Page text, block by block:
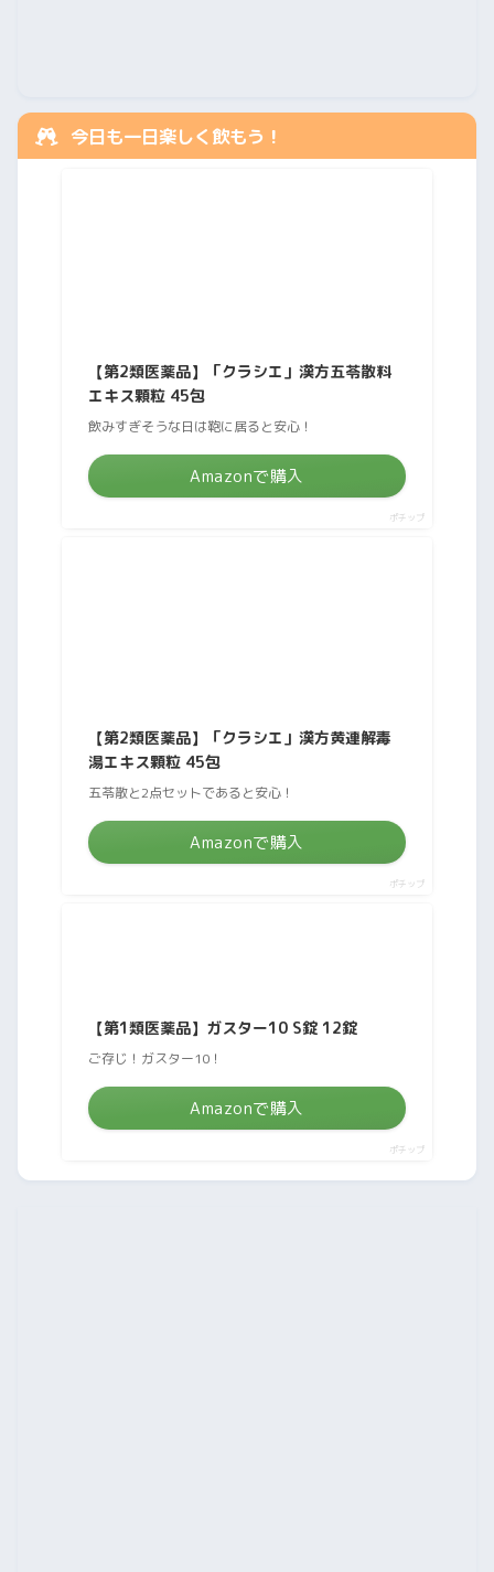
今日も一日楽しく飲もう！
【第2類医薬品】「クラシエ」漢方五苓散料
エキス顆粒 45包
飲みすぎそうな日は鞄に居ると安心！
Amazonで購入
ポチップ
【第2類医薬品】「クラシエ」漢方黄連解毒
湯エキス顆粒 45包
五苓散と2点セットであると安心！
Amazonで購入
ポチップ
【第1類医薬品】ガスター10 S錠 12錠
ご存じ！ガスター10！
Amazonで購入
ポチップ